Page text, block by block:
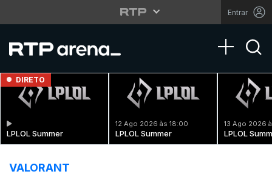
Entrar
Toggle
DIRETO
LPLOL Summer
12 Ago 2026 às 18:00
LPLOL Summer
13 Ago 2026
LPLOL
VALORANT